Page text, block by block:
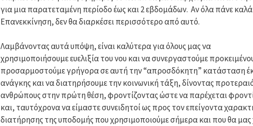
για μια παρατεταμένη περίοδο έως και 2 εβδομάδων. Αν όλα πάνε
Επανεκκίνηση, δεν θα διαρκέσει περισσότερο από αυτό.
Λαμβάνοντας αυτά υπόψη, είναι καλύτερα για όλους μας να
χρησιμοποιήσουμε ευελιξία του νου και να συνεργαστούμε
προσαρμοστούμε γρήγορα σε αυτή την “απροσδόκητη” κατάσταση
ανάγκης και να διατηρήσουμε την κοινωνική τάξη, δίνοντας
ανθρώπους στην πρώτη θέση, φροντίζοντας ώστε να παρέχεται
και, ταυτόχρονα να είμαστε συνειδητοί ως προς τον επείγοντα
διατήρησης της υποδομής που χρησιμοποιούμε σήμερα και που θα μας